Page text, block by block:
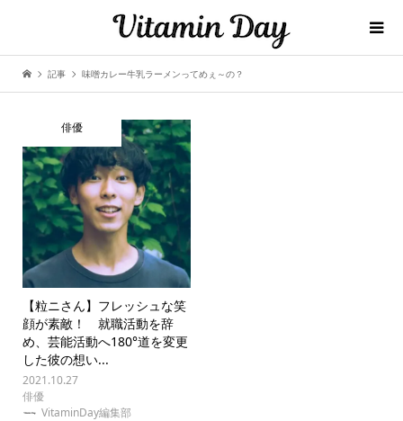
記事 味噌カレー牛乳ラーメンってめぇ～の？
俳優
【粒ニさん】フレッシュな笑
顔が素敵！ 就職活動を辞
め、芸能活動へ180°道を変更
した彼の想い...
2021.10.27
俳優
VitaminDay編集部